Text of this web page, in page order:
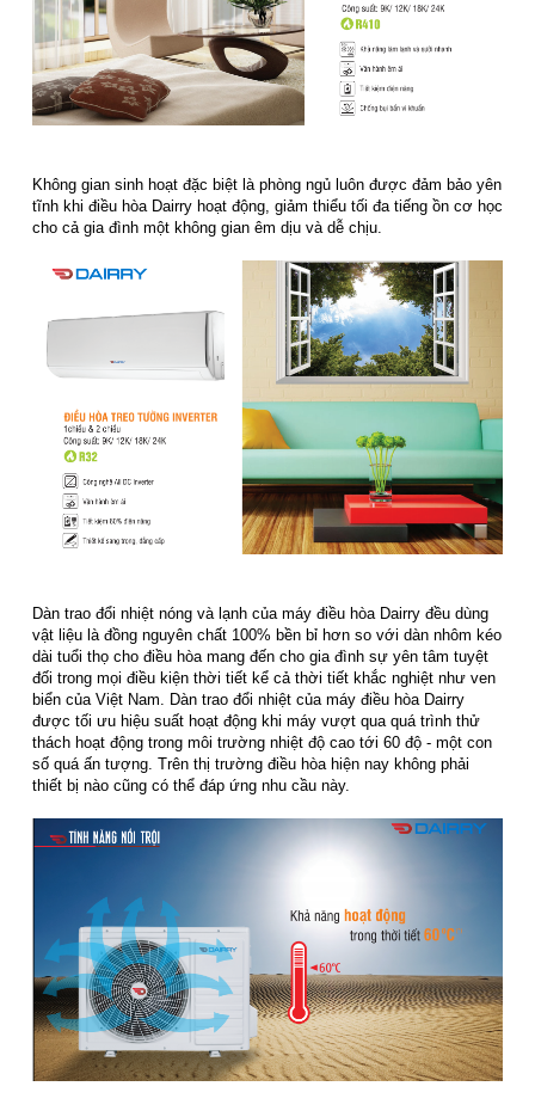
Không gian sinh hoạt đặc biệt là phòng ngủ luôn được đảm bảo yên
tĩnh khi điều hòa Dairry hoạt động, giảm thiểu tối đa tiếng ồn cơ học
cho cả gia đình một không gian êm dịu và dễ chịu.
Dàn trao đổi nhiệt nóng và lạnh của máy điều hòa Dairry đều dùng
vật liệu là đồng nguyên chất 100% bền bỉ hơn so với dàn nhôm kéo
dài tuổi thọ cho điều hòa mang đến cho gia đình sự yên tâm tuyệt
đối trong mọi điều kiện thời tiết kể cả thời tiết khắc nghiệt như ven
biển của Việt Nam. Dàn trao đổi nhiệt của máy điều hòa Dairry
được tối ưu hiệu suất hoạt động khi máy vượt qua quá trình thử
thách hoạt động trong môi trường nhiệt độ cao tới 60 độ - một con
số quá ấn tượng. Trên thị trường điều hòa hiện nay không phải
thiết bị nào cũng có thể đáp ứng nhu cầu này.